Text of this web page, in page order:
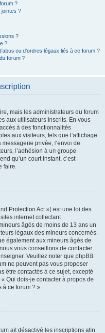
?
?
?
?
ou d’ordres légaux liés à ce forum ?
forum ?
mais les administrateurs du forum
aux utilisateurs inscrits. En vous
à des fonctionnalités
aux visiteurs, tels que l’affichage
privée, l’envoi de
l’adhésion à un groupe
qu’un court instant, c’est
faire.
Protection Act ») est une loi des
internet collectant
âgés de moins de 13 ans un
légaux des mineurs concernés.
également aux mineurs âgés de
vous conseillons de contacter
Veuillez noter que phpBB
ne peuvent pas vous proposer
être contactés à ce sujet, excepté
Qui dois-je contacter à propos de
à ce forum ? ».
ait désactivé les inscriptions afin